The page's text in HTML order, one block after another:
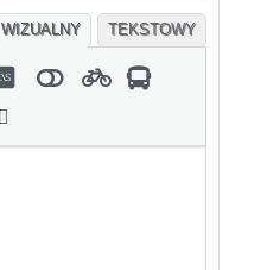
WIZUALNY TEKSTOWY